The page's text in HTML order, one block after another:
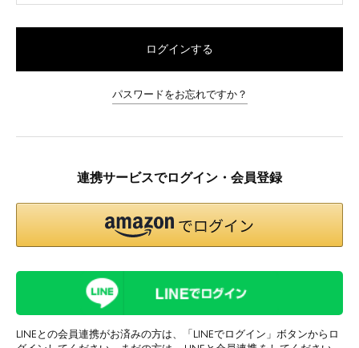
ログインする
パスワードをお忘れですか？
連携サービスでログイン・会員登録
LINEとの会員連携がお済みの方は、「LINEでログイン」ボタンからロ